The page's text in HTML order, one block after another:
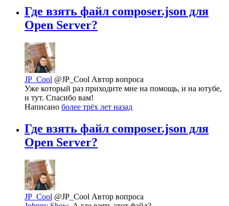
Где взять файл composer.json для
Open Server?
JP_Cool @JP_Cool Автор вопроса
Уже который раз приходите мне на помощь, и на ютубе,
и тут. Спасибо вам!
Написано более трёх лет назад
Где взять файл composer.json для
Open Server?
JP_Cool @JP_Cool Автор вопроса